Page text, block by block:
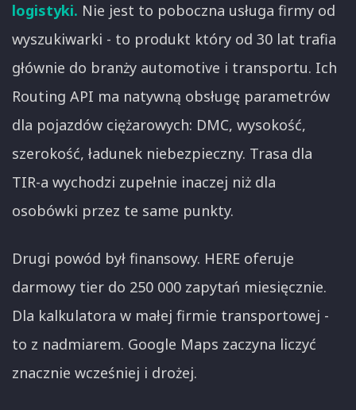
logistyki. Nie jest to poboczna usługa firmy od
wyszukiwarki - to produkt który od 30 lat trafia
głównie do branży automotive i transportu. Ich
Routing API ma natywną obsługę parametrów
dla pojazdów ciężarowych: DMC, wysokość,
szerokość, ładunek niebezpieczny. Trasa dla
TIR-a wychodzi zupełnie inaczej niż dla
osobówki przez te same punkty.
Drugi powód był finansowy. HERE oferuje
darmowy tier do 250 000 zapytań miesięcznie.
Dla kalkulatora w małej firmie transportowej -
to z nadmiarem. Google Maps zaczyna liczyć
znacznie wcześniej i drożej.